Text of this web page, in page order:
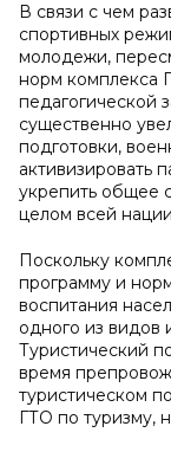
В связи с чем
спортивных
молодежи,
норм комплекса
педагогической
существенно
подготовки,
активизировать
укрепить общее
целом всей
Поскольку
программу и
воспитания
одного из видов
Туристический
время
туристическом
ГТО по туризму,